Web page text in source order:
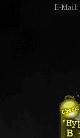
E-Mail: